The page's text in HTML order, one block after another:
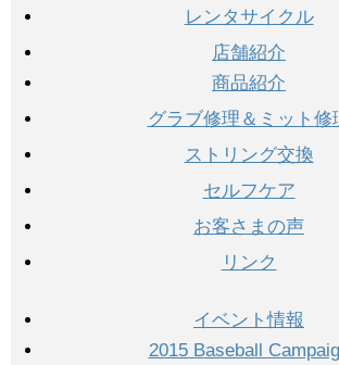
レンタサイクル
店舗紹介
商品紹介
グラブ修理＆ミット修
ストリング交換
セルフケア
お客さまの声
リンク
イベント情報
2015 Baseball